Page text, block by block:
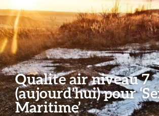
Qualite air niveau 7
(aujourd’hui) pour
Maritime’